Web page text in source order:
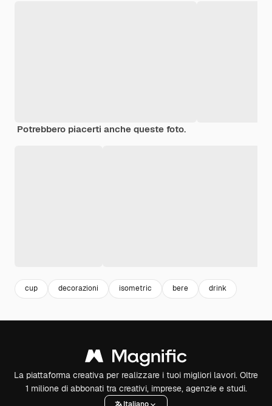
Potrebbero piacerti anche queste foto.
cup decorazioni isometric bere drink
La piattaforma creativa per realizzare i tuoi migliori lavori. Oltre
1 milione di abbonati tra creativi, imprese, agenzie e studi.